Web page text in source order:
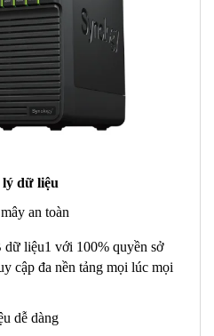
dữ liệu
an toàn
liệu1 với 100% quyền sở
cập đa nền tảng mọi lúc mọi
dễ dàng